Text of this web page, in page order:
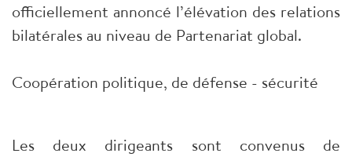
officiellement annoncé l’élévation des relations
bilatérales au niveau de Partenariat global.
Coopération politique, de défense - sécurité
Les deux dirigeants sont convenus de